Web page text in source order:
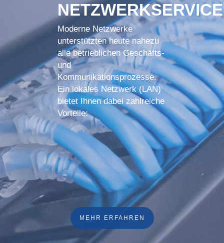
NETZWERKSERVICE
Moderne Netzwerke
unterstützten heute nahezu
alle betrieblichen Geschäfts-
und
Kommunikationsprozesse.
Ein lokales Netzwerk (LAN)
bietet Ihnen dabei zahlreiche
Vorteile:
MEHR ERFAHREN